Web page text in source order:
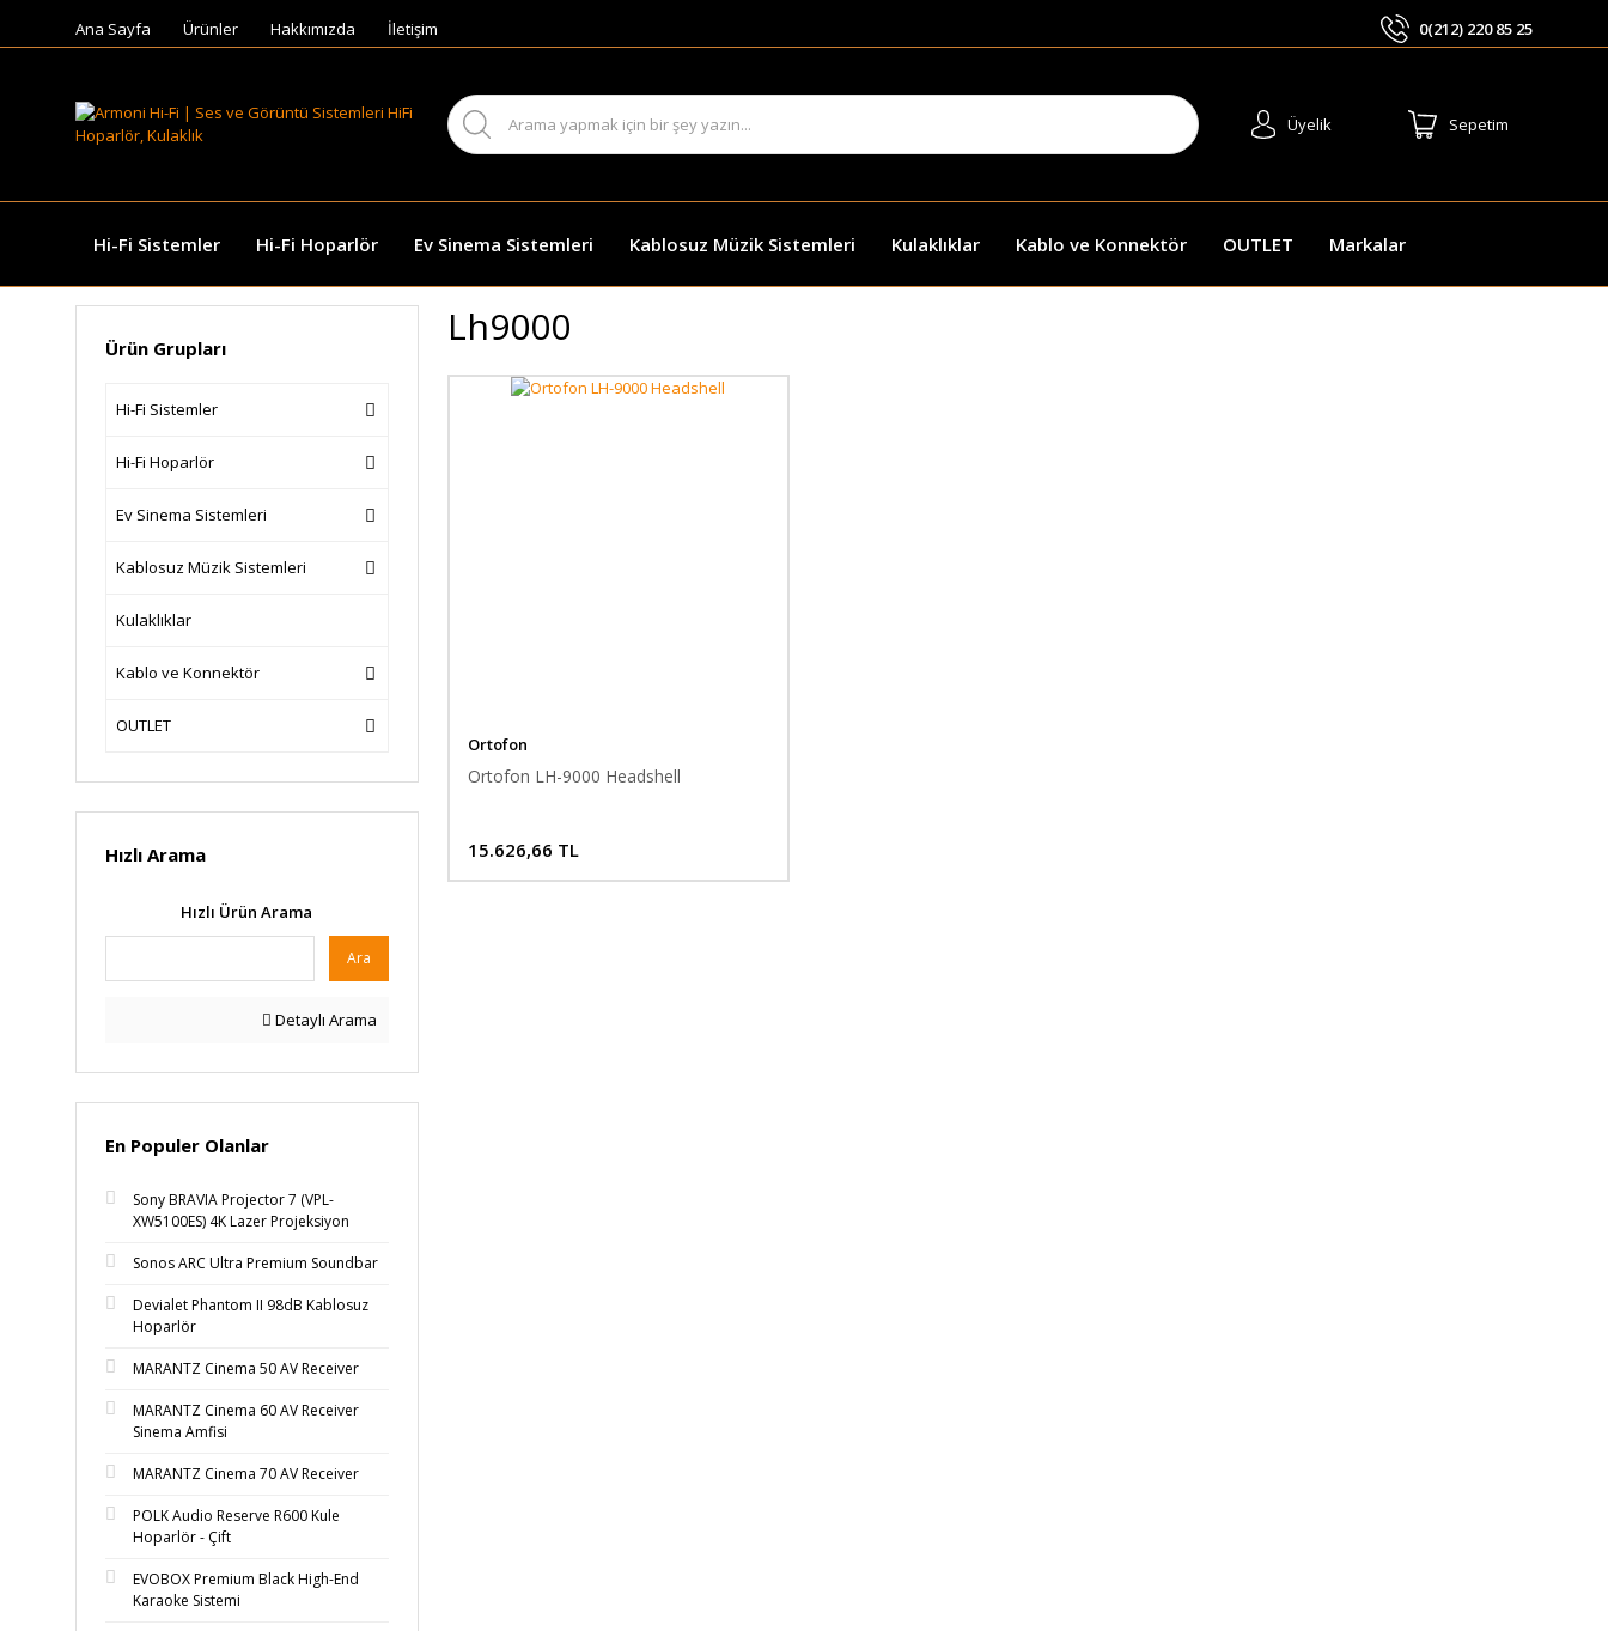
Ana Sayfa Ürünler Hakkımızda İletişim 0(212) 220 85 25
Üyelik Sepetim
Hi-Fi Sistemler Hi-Fi Hoparlör Ev Sinema Sistemleri Kablosuz Müzik Sistemleri Kulaklıklar Kablo ve Konnektör OUTLET Markalar
Ürün Grupları
Hi-Fi Sistemler
Hi-Fi Hoparlör
Ev Sinema Sistemleri
Kablosuz Müzik Sistemleri
Kulaklıklar
Kablo ve Konnektör
OUTLET
Hızlı Arama
Hızlı Ürün Arama
Ara
Detaylı Arama
En Populer Olanlar
Sony BRAVIA Projector 7 (VPL-
XW5100ES) 4K Lazer Projeksiyon
Sonos ARC Ultra Premium Soundbar
Devialet Phantom II 98dB Kablosuz
Hoparlör
MARANTZ Cinema 50 AV Receiver
MARANTZ Cinema 60 AV Receiver
Sinema Amfisi
MARANTZ Cinema 70 AV Receiver
POLK Audio Reserve R600 Kule
Hoparlör - Çift
EVOBOX Premium Black High-End
Karaoke Sistemi
Lh9000
Ortofon
Ortofon LH-9000 Headshell
15.626,66 TL